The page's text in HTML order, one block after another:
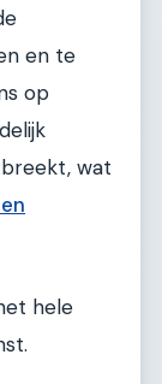
en te
op
wat
hele